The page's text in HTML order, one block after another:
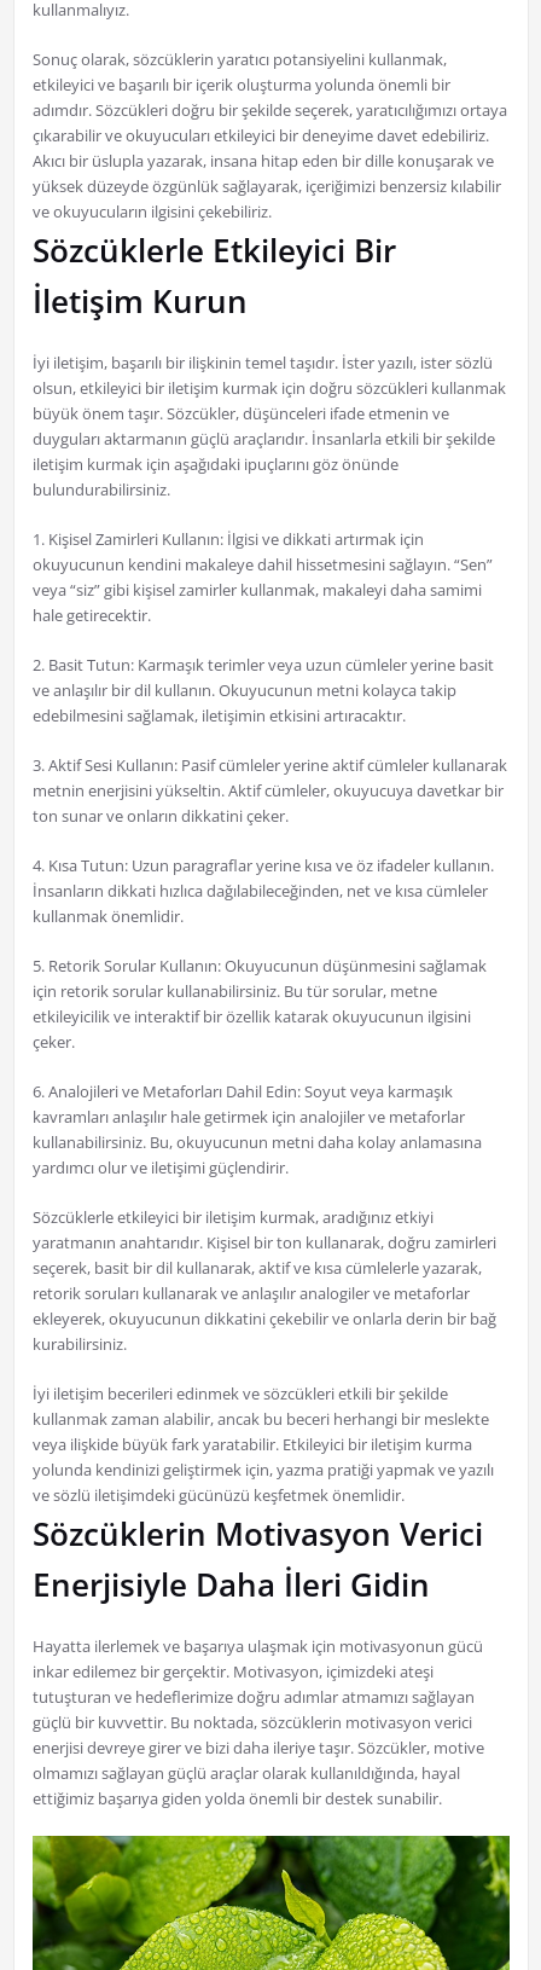
kullanmalıyız.
Sonuç olarak, sözcüklerin yaratıcı potansiyelini kullanmak,
etkileyici ve başarılı bir içerik oluşturma yolunda önemli bir
adımdır. Sözcükleri doğru bir şekilde seçerek, yaratıcılığımızı ortaya
çıkarabilir ve okuyucuları etkileyici bir deneyime davet edebiliriz.
Akıcı bir üslupla yazarak, insana hitap eden bir dille konuşarak ve
yüksek düzeyde özgünlük sağlayarak, içeriğimizi benzersiz kılabilir
ve okuyucuların ilgisini çekebiliriz.
Sözcüklerle Etkileyici Bir
İletişim Kurun
İyi iletişim, başarılı bir ilişkinin temel taşıdır. İster yazılı, ister sözlü
olsun, etkileyici bir iletişim kurmak için doğru sözcükleri kullanmak
büyük önem taşır. Sözcükler, düşünceleri ifade etmenin ve
duyguları aktarmanın güçlü araçlarıdır. İnsanlarla etkili bir şekilde
iletişim kurmak için aşağıdaki ipuçlarını göz önünde
bulundurabilirsiniz.
1. Kişisel Zamirleri Kullanın: İlgisi ve dikkati artırmak için
okuyucunun kendini makaleye dahil hissetmesini sağlayın. “Sen”
veya “siz” gibi kişisel zamirler kullanmak, makaleyi daha samimi
hale getirecektir.
2. Basit Tutun: Karmaşık terimler veya uzun cümleler yerine basit
ve anlaşılır bir dil kullanın. Okuyucunun metni kolayca takip
edebilmesini sağlamak, iletişimin etkisini artıracaktır.
3. Aktif Sesi Kullanın: Pasif cümleler yerine aktif cümleler kullanarak
metnin enerjisini yükseltin. Aktif cümleler, okuyucuya davetkar bir
ton sunar ve onların dikkatini çeker.
4. Kısa Tutun: Uzun paragraflar yerine kısa ve öz ifadeler kullanın.
İnsanların dikkati hızlıca dağılabileceğinden, net ve kısa cümleler
kullanmak önemlidir.
5. Retorik Sorular Kullanın: Okuyucunun düşünmesini sağlamak
için retorik sorular kullanabilirsiniz. Bu tür sorular, metne
etkileyicilik ve interaktif bir özellik katarak okuyucunun ilgisini
çeker.
6. Analojileri ve Metaforları Dahil Edin: Soyut veya karmaşık
kavramları anlaşılır hale getirmek için analojiler ve metaforlar
kullanabilirsiniz. Bu, okuyucunun metni daha kolay anlamasına
yardımcı olur ve iletişimi güçlendirir.
Sözcüklerle etkileyici bir iletişim kurmak, aradığınız etkiyi
yaratmanın anahtarıdır. Kişisel bir ton kullanarak, doğru zamirleri
seçerek, basit bir dil kullanarak, aktif ve kısa cümlelerle yazarak,
retorik soruları kullanarak ve anlaşılır analogiler ve metaforlar
ekleyerek, okuyucunun dikkatini çekebilir ve onlarla derin bir bağ
kurabilirsiniz.
İyi iletişim becerileri edinmek ve sözcükleri etkili bir şekilde
kullanmak zaman alabilir, ancak bu beceri herhangi bir meslekte
veya ilişkide büyük fark yaratabilir. Etkileyici bir iletişim kurma
yolunda kendinizi geliştirmek için, yazma pratiği yapmak ve yazılı
ve sözlü iletişimdeki gücünüzü keşfetmek önemlidir.
Sözcüklerin Motivasyon Verici
Enerjisiyle Daha İleri Gidin
Hayatta ilerlemek ve başarıya ulaşmak için motivasyonun gücü
inkar edilemez bir gerçektir. Motivasyon, içimizdeki ateşi
tutuşturan ve hedeflerimize doğru adımlar atmamızı sağlayan
güçlü bir kuvvettir. Bu noktada, sözcüklerin motivasyon verici
enerjisi devreye girer ve bizi daha ileriye taşır. Sözcükler, motive
olmamızı sağlayan güçlü araçlar olarak kullanıldığında, hayal
ettiğimiz başarıya giden yolda önemli bir destek sunabilir.